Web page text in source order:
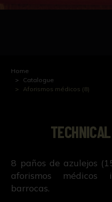
Home
Catalogue
Aforismos médicos (8)
8 paños de azulejos
aforismos médicos
barrocas.